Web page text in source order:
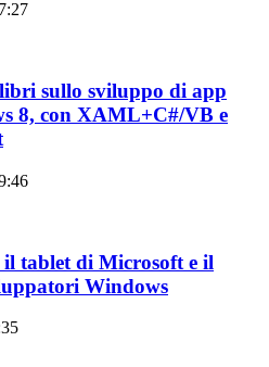
sullo sviluppo di app
8, con XAML+C#/VB e
tablet di Microsoft e il
Windows